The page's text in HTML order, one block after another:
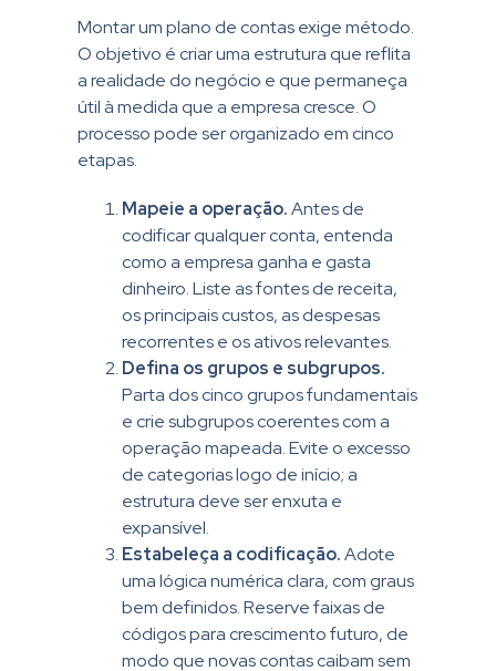
Montar um plano de contas exige método.
O objetivo é criar uma estrutura que reflita
a realidade do negócio e que permaneça
útil à medida que a empresa cresce. O
processo pode ser organizado em cinco
etapas.
Mapeie a operação.Antes de
codificar qualquer conta, entenda
como a empresa ganha e gasta
dinheiro. Liste as fontes de receita,
os principais custos, as despesas
recorrentes e os ativos relevantes.
Defina os grupos e subgrupos.
Parta dos cinco grupos fundamentais
e crie subgrupos coerentes com a
operação mapeada. Evite o excesso
de categorias logo de início; a
estrutura deve ser enxuta e
expansível.
Estabeleça a codificação.Adote
uma lógica numérica clara, com graus
bem definidos. Reserve faixas de
códigos para crescimento futuro, de
modo que novas contas caibam sem